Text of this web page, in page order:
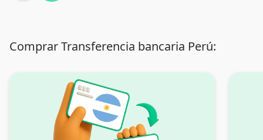
Comprar Transferencia bancaria Perú: